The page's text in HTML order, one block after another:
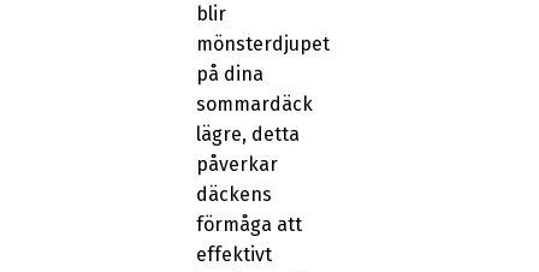
blir
mönsterdjupet
på dina
sommardäck
lägre, detta
påverkar
däckens
förmåga att
effektivt